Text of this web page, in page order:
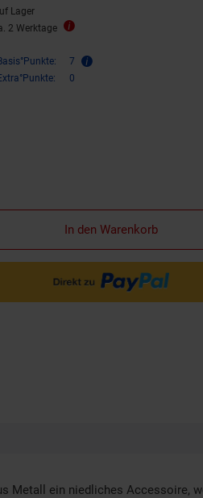
Lager
2 Werktage
7
0
In den Warenkorb
Metall ein niedliches Accessoire,